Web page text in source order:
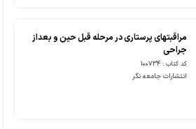
مراقبتهای پرستاری در مرحله قبل حین و بعداز
جراحی
کد کتاب : 100734
انتشارات جامعه نگر